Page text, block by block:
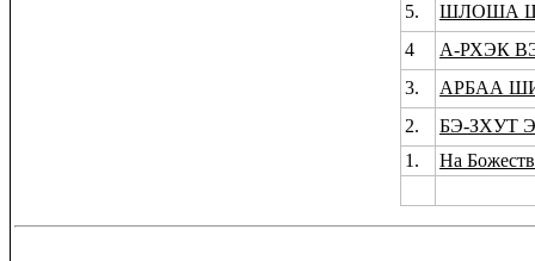
5.
ШЛОША
4
А-РХЭК
3.
АРБАА
2.
БЭ-ЗХУТ
1.
На